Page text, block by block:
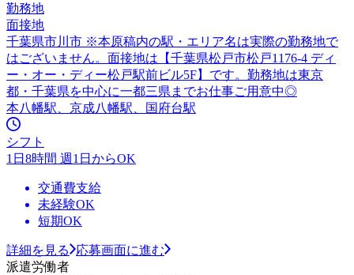
勤務地
面接地
千葉県市川市 ※本原稿内の駅・エリア名は実際の勤務地で
はございません。面接地は【千葉県松戸市松戸1176-4 ディ
ー・オー・ディー松戸駅前ビル5F】です。勤務地は東京
都・千葉県を中心に一都三県までお仕事ご用意中◎
本八幡駅、京成八幡駅、国府台駅
シフト
1日8時間 週1日からOK
交通費支給
未経験OK
短期OK
詳細を見る
応募画面に進む
派遣労働者